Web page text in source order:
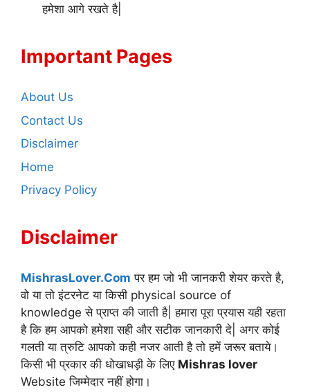
हमेशा आगे रखते है|
Important Pages
About Us
Contact Us
Disclaimer
Home
Privacy Policy
Disclaimer
MishrasLover.Com पर हम जो भी जानकरी शेयर करते है,
वो या तो इंटरनेट या किसी physical source of
knowledge से प्राप्त की जाती है| हमारा पूरा प्रयास यही रहता
है कि हम आपको हमेशा सही और सटीक जानकारी दे| अगर कोई
गलती या त्रुटि आपको कही नजर आती है तो हमें जरूर बताये।
किसी भी प्रकार की धोखाधड़ी के लिए Mishras lover
Website जिम्मेदार नहीं होगा।